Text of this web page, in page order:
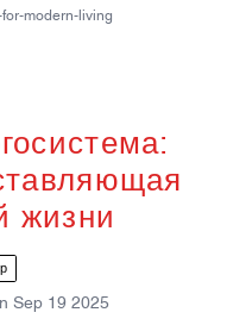
modern-living
жизни
Sep 19 2025